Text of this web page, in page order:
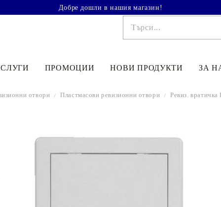
Добре дошли в нашия магазин!
ПРОМОЦИИ НОВИ ПРОДУКТИ ЗА
отвори Пластмасови ревизионни отвори Ревиз.